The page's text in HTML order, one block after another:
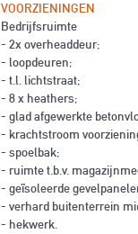
VOORZIENINGEN
Bedrijfsruimte
- 2x overheaddeur;
- loopdeuren;
- t.l. lichtstraat;
- 8 x heathers;
- glad afgewerkte
- krachtstroom
- spoelbak;
- ruimte t.b.v.
- geïsoleerde
- verhard buitenterrein
- hekwerk.